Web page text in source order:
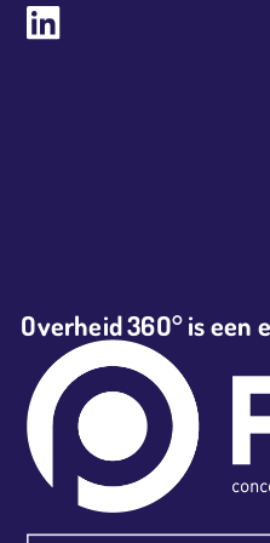
Overheid 36O° is een